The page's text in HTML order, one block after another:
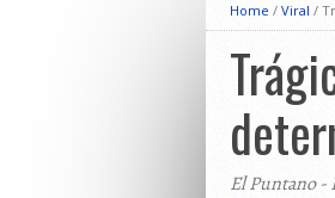
Home / Viral /
El Puntano -